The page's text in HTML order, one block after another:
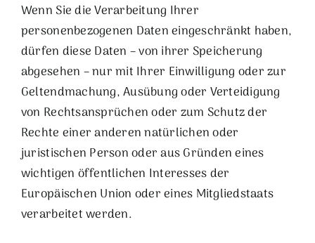
Wenn Sie die Verarbeitung Ihrer
personenbezogenen Daten eingeschränkt haben,
dürfen diese Daten – von ihrer Speicherung
abgesehen – nur mit Ihrer Einwilligung oder zur
Geltendmachung, Ausübung oder Verteidigung
von Rechtsansprüchen oder zum Schutz der
Rechte einer anderen natürlichen oder
juristischen Person oder aus Gründen eines
wichtigen öffentlichen Interesses der
Europäischen Union oder eines Mitgliedstaats
verarbeitet werden.